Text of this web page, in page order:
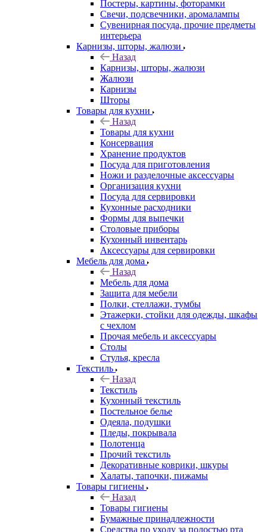
Постеры, картины, фоторамки
Свечи, подсвечники, аромалампы
Сувенирная посуда, прочие предметы
интерьера
Карнизы, шторы, жалюзи
Назад
Карнизы, шторы, жалюзи
Жалюзи
Карнизы
Шторы
Товары для кухни
Назад
Товары для кухни
Консервация
Хранение продуктов
Посуда для приготовления
Ножи и разделочные аксессуары
Организация кухни
Посуда для сервировки
Кухонные расходники
Формы для выпечки
Столовые приборы
Кухонный инвентарь
Аксессуары для сервировки
Мебель для дома
Назад
Мебель для дома
Защита для мебели
Полки, стеллажи, тумбы
Этажерки, стойки для одежды, шкафы
с чехлом
Прочая мебель и аксессуары
Столы
Стулья, кресла
Текстиль
Назад
Текстиль
Кухонный текстиль
Постельное белье
Одеяла, подушки
Пледы, покрывала
Полотенца
Прочий текстиль
Декоративные коврики, шкуры
Халаты, тапочки, пижамы
Товары гигиены
Назад
Товары гигиены
Бумажные принадлежности
Средства по уходу за полостью рта